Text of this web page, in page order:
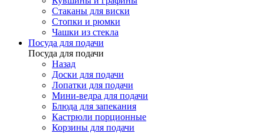
Стаканы для виски
Стопки и рюмки
Чашки из стекла
Посуда для подачи
Посуда для подачи
Назад
Доски для подачи
Лопатки для подачи
Мини-ведра для подачи
Блюда для запекания
Кастрюли порционные
Корзины для подачи